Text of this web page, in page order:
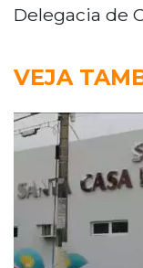
Delegacia de
VEJA